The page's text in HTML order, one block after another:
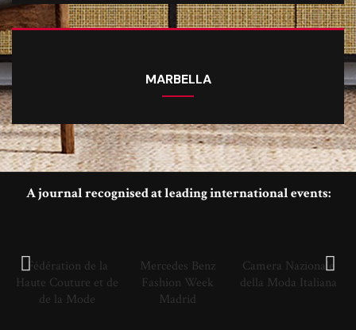
MARBELLA
A journal recognised at leading international events:
Fédération de la
Haute Couture et de
de la Mode
Mercedes Benz
Fashion Week
Madrid
Camera Nazionale
della Moda Italiana